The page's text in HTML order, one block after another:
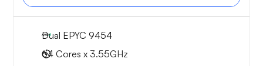
Dual EPYC 9454
64 Cores x 3.55GHz